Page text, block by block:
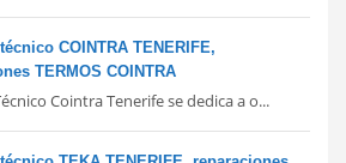
COINTRA TENERIFE,
TERMOS COINTRA
Cointra Tenerife se dedica a o...